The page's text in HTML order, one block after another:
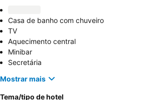
Casa de banho com chuveiro
TV
Aquecimento central
Minibar
Secretária
Mostrar mais
Tema/tipo de hotel